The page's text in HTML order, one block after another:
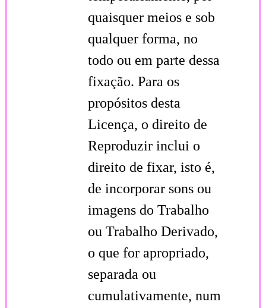
quaisquer meios e sob
qualquer forma, no
todo ou em parte dessa
fixação. Para os
propósitos desta
Licença, o direito de
Reproduzir inclui o
direito de fixar, isto é,
de incorporar sons ou
imagens do Trabalho
ou Trabalho Derivado,
o que for apropriado,
separada ou
cumulativamente, num